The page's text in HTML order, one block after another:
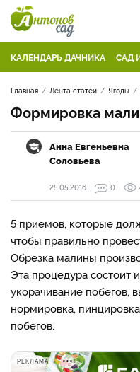
КАЛЕНДАРЬ ДАЧНИКА САД
Главная Лента статей Ягоды
Формировка
Анна Евгеньевна
Соловьева
25.05.2016
0
5 приемов, которые
чтобы правильно
Обрезка малины
Эта процедура состоит
укорачивание побегов,
нормировка,
побегов.
РЕКЛАМА